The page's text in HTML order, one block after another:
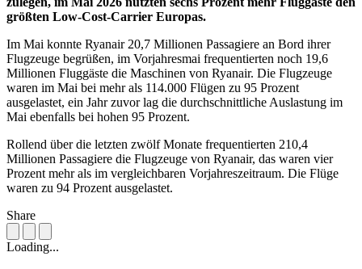
größten Low-Cost-Carrier Europas.
Im Mai konnte Ryanair 20,7 Millionen Passagiere an Bord ihrer
Flugzeuge begrüßen, im Vorjahresmai frequentierten noch 19,6
Millionen Fluggäste die Maschinen von Ryanair. Die Flugzeuge
waren im Mai bei mehr als 114.000 Flügen zu 95 Prozent
ausgelastet, ein Jahr zuvor lag die durchschnittliche Auslastung im
Mai ebenfalls bei hohen 95 Prozent.
Rollend über die letzten zwölf Monate frequentierten 210,4
Millionen Passagiere die Flugzeuge von Ryanair, das waren vier
Prozent mehr als im vergleichbaren Vorjahreszeitraum. Die Flüge
waren zu 94 Prozent ausgelastet.
Share
Loading...